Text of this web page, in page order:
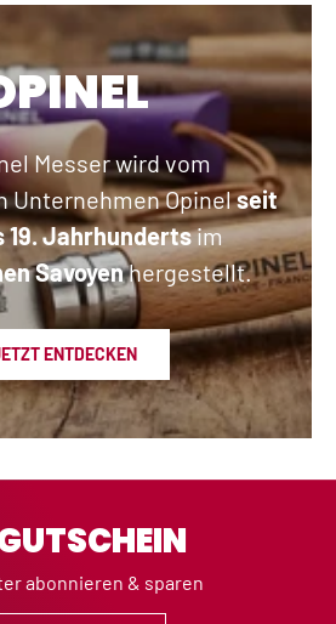
Messer wird vom
Unternehmen Opinelseit
19. Jahrhundertsim
Savoyenhergestellt.
ENTDECKEN
abonnieren & sparen